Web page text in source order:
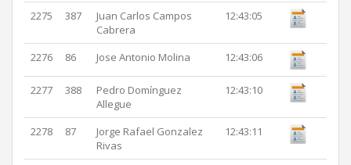
2275 387
Juan Carlos Campos
Cabrera
12:43:05
2276 86 Jose Antonio Molina 12:43:06
2277 388
Pedro Domínguez
Allegue
12:43:10
2278 87
Jorge Rafael Gonzalez
Rivas
12:43:11